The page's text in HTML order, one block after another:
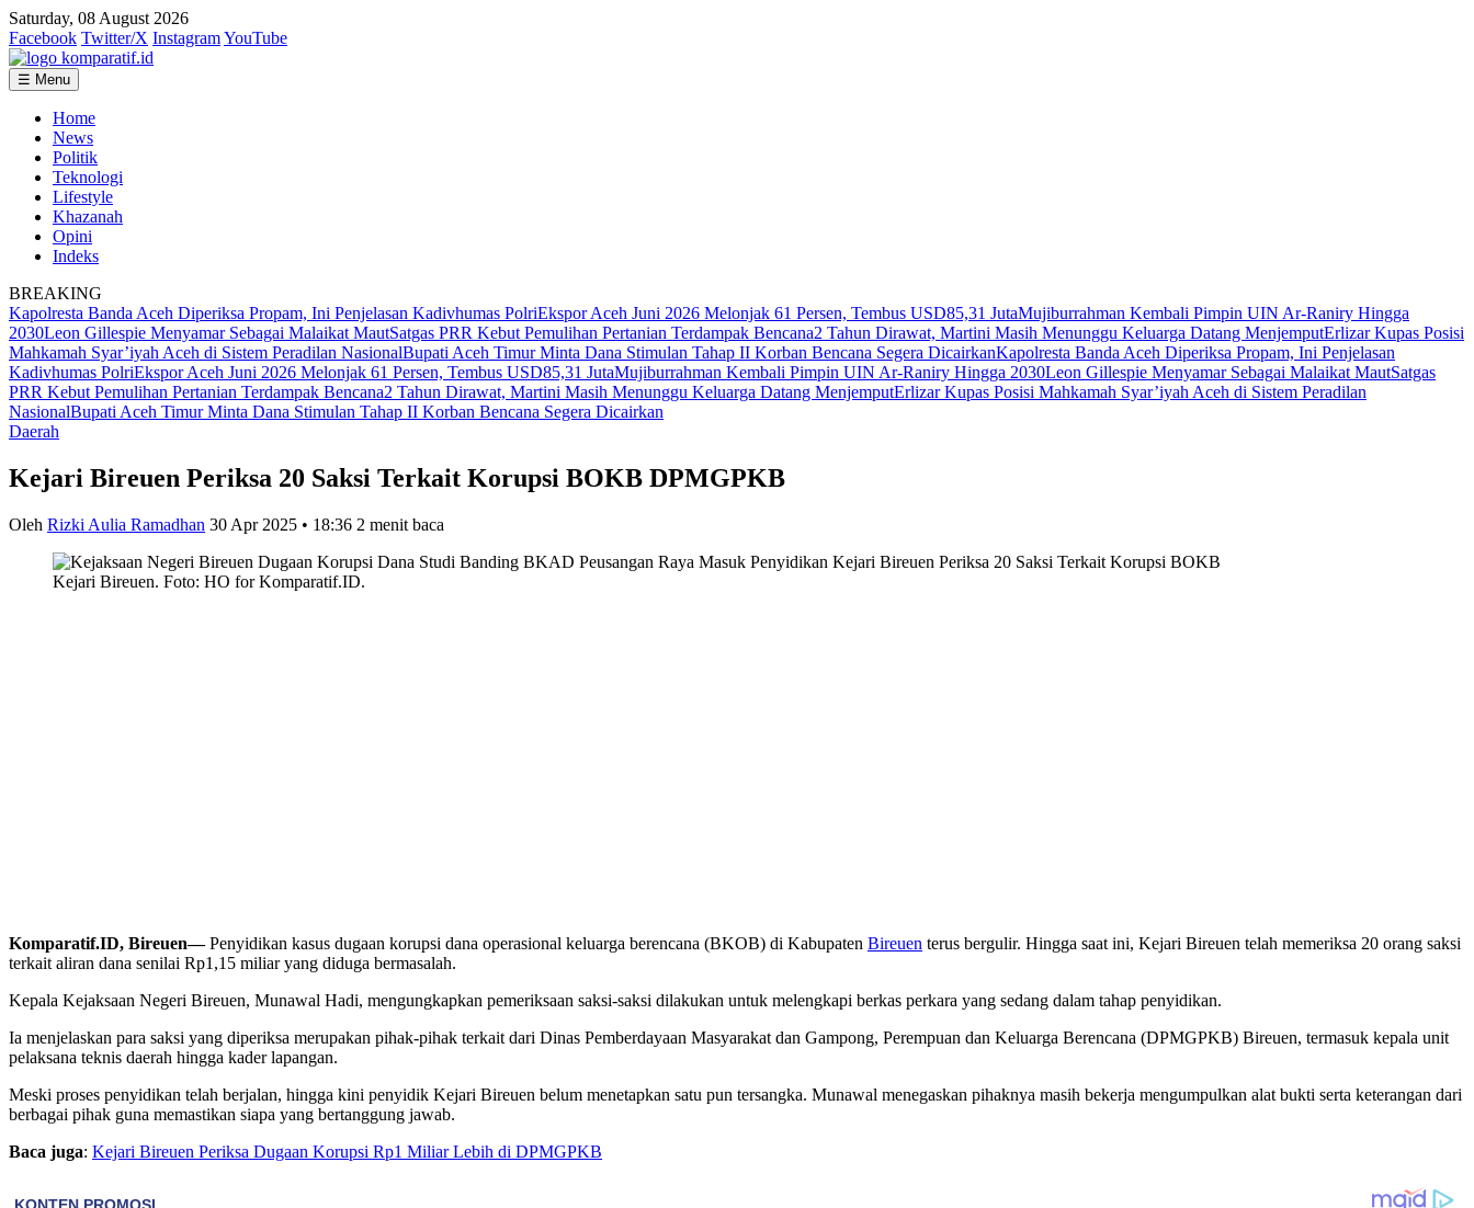
Saturday, 08 August 2026
Facebook Twitter/X InstagramYouTube
☰ Menu
Home
News
Politik
Teknologi
Lifestyle
Khazanah
Opini
Indeks
BREAKING
Kapolresta Banda Aceh Diperiksa Propam, Ini Penjelasan Kadivhumas PolriEkspor Aceh Juni 2026 Melonjak 61 Persen, Tembus USD85,31 JutaMujiburrahman Kembali Pimpin UIN Ar-Raniry Hingga
2030Leon Gillespie Menyamar Sebagai Malaikat MautSatgas PRR Kebut Pemulihan Pertanian Terdampak Bencana2 Tahun Dirawat, Martini Masih Menunggu Keluarga Datang MenjemputErlizar Kupas Posisi
Mahkamah Syar’iyah Aceh di Sistem Peradilan NasionalBupati Aceh Timur Minta Dana Stimulan Tahap II Korban Bencana Segera DicairkanKapolresta Banda Aceh Diperiksa Propam, Ini Penjelasan
Kadivhumas PolriEkspor Aceh Juni 2026 Melonjak 61 Persen, Tembus USD85,31 JutaMujiburrahman Kembali Pimpin UIN Ar-Raniry Hingga 2030Leon Gillespie Menyamar Sebagai Malaikat MautSatgas
PRR Kebut Pemulihan Pertanian Terdampak Bencana2 Tahun Dirawat, Martini Masih Menunggu Keluarga Datang MenjemputErlizar Kupas Posisi Mahkamah Syar’iyah Aceh di Sistem Peradilan
NasionalBupati Aceh Timur Minta Dana Stimulan Tahap II Korban Bencana Segera Dicairkan
Daerah
Kejari Bireuen Periksa 20 Saksi Terkait Korupsi BOKB DPMGPKB
Oleh Rizki Aulia Ramadhan 30 Apr 2025 • 18:36 2 menit baca
Kejari Bireuen. Foto: HO for Komparatif.ID.
Komparatif.ID, Bireuen—Penyidikan kasus dugaan korupsi dana operasional keluarga berencana (BKOB) di Kabupaten Bireuen terus bergulir. Hingga saat ini, Kejari Bireuen telah memeriksa 20 orang saksi
terkait aliran dana senilai Rp1,15 miliar yang diduga bermasalah.
Kepala Kejaksaan Negeri Bireuen, Munawal Hadi, mengungkapkan pemeriksaan saksi-saksi dilakukan untuk melengkapi berkas perkara yang sedang dalam tahap penyidikan.
Ia menjelaskan para saksi yang diperiksa merupakan pihak-pihak terkait dari Dinas Pemberdayaan Masyarakat dan Gampong, Perempuan dan Keluarga Berencana (DPMGPKB) Bireuen, termasuk kepala unit
pelaksana teknis daerah hingga kader lapangan.
Meski proses penyidikan telah berjalan, hingga kini penyidik Kejari Bireuen belum menetapkan satu pun tersangka. Munawal menegaskan pihaknya masih bekerja mengumpulkan alat bukti serta keterangan dari
berbagai pihak guna memastikan siapa yang bertanggung jawab.
Baca juga: Kejari Bireuen Periksa Dugaan Korupsi Rp1 Miliar Lebih di DPMGPKB